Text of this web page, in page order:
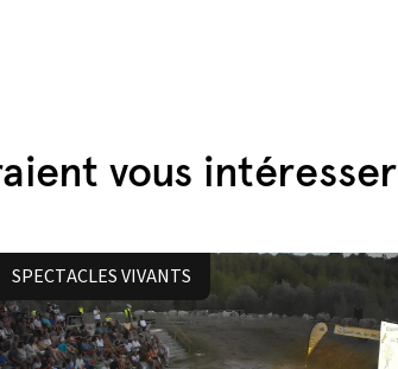
vous intéresser
SPECTACLES VIVANTS